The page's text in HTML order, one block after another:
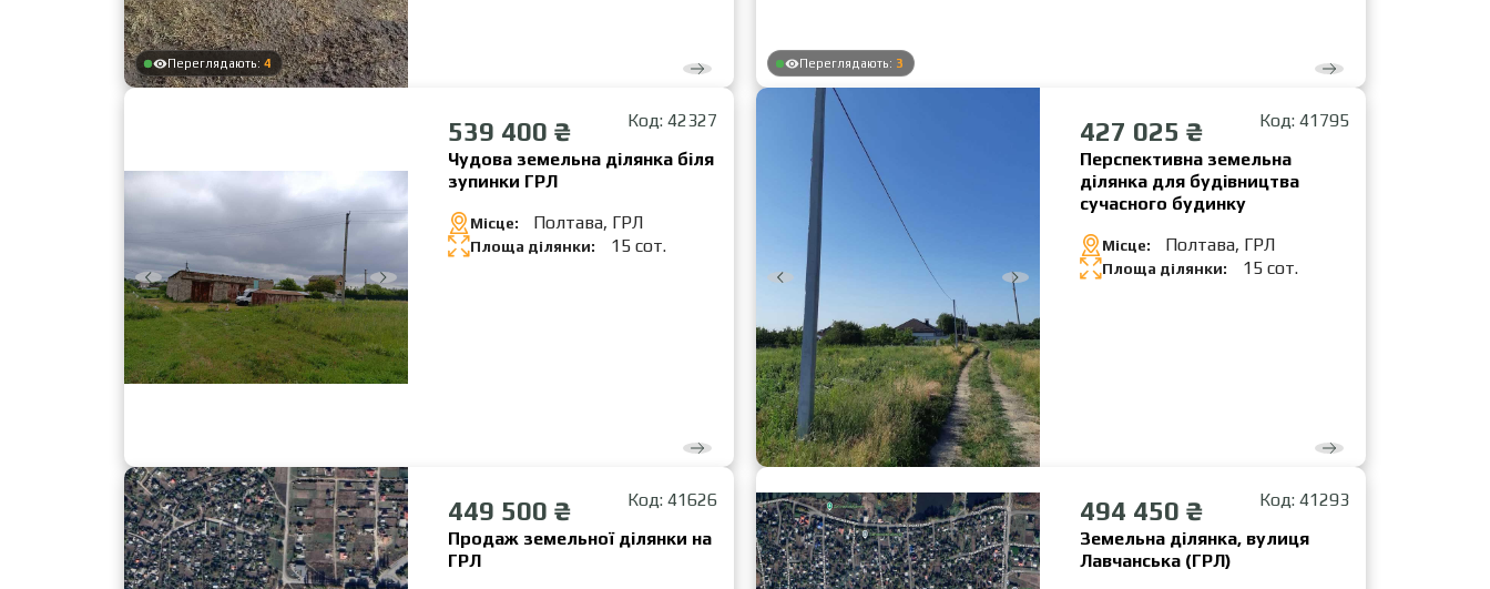
Переглядають: 4 Переглядають: 3
Код: 42327
539 400 ₴
Чудова земельна ділянка біля
зупинки ГРЛ
Місце: Полтава, ГРЛ
Площа ділянки: 15 сот.
Код: 41795
427 025 ₴
Перспективна земельна
ділянка для будівництва
сучасного будинку
Місце: Полтава, ГРЛ
Площа ділянки: 15 сот.
Код: 41626
449 500 ₴
Продаж земельної ділянки на
ГРЛ
Код: 41293
494 450 ₴
Земельна ділянка, вулиця
Лавчанська (ГРЛ)